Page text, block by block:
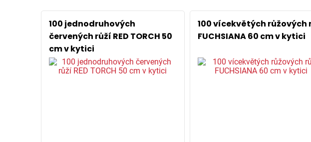
100 jednodruhových
červených růží RED TORCH 50
cm v kytici
100 vícekvětých růžových
FUCHSIANA 60 cm v kytici